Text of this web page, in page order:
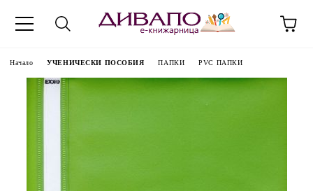
Начало УЧЕНИЧЕСКИ ПОСОБИЯ ПАПКИ PVC ПАПКИ